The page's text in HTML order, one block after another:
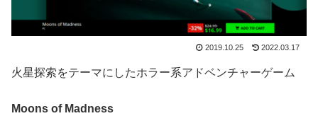
2019.10.25 2022.03.17
火星探索をテーマにしたホラー系アドベンチャーゲーム
Moons of Madness